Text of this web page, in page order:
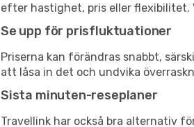
efter hastighet, pris eller flexibilitet.
Se upp för prisfluktuationer
Priserna kan förändras snabbt,
att låsa in det och undvika
Sista minuten-reseplaner
Travellink har också bra alternativ